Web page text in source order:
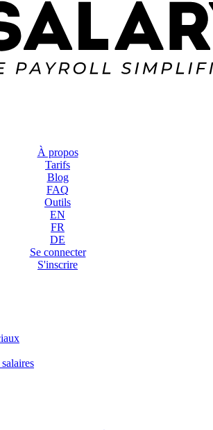
À propos
Tarifs
Blog
FAQ
Outils
EN
FR
DE
Se connecter
S'inscrire